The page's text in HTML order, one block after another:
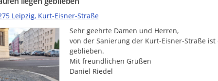
Leipzig, Kurt-Eisner-Straße
Sehr geehrte Damen und Herren,
von der Sanierung der Kurt-Eisner-Straße
geblieben.
Mit freundlichen Grüßen
Daniel Riedel